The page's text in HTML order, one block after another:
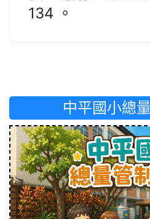
134 。
中平國小總